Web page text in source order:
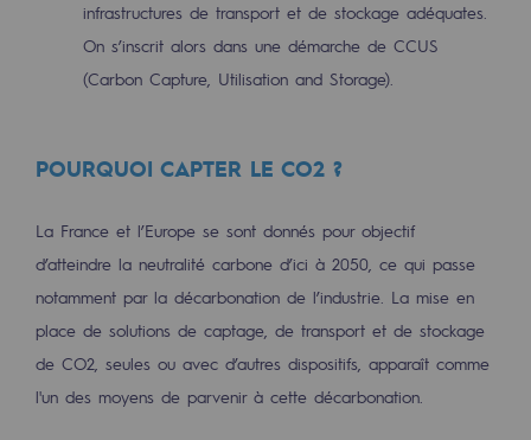
Limitation des émissions atmosphériques
Gestion des impacts
Responsabilité sociale et
Energiz Mouv
Energiz Mouv
Le programme social et territorial de
infrastructures de transport et de stockage adéquates.
On s’inscrit alors dans une démarche de CCUS
(Carbon Capture, Utilisation and Storage).
POURQUOI CAPTER LE CO2 ?
La France et l’Europe se sont donnés pour objectif
d’atteindre la neutralité carbone d’ici à 2050, ce qui passe
notamment par la décarbonation de l’industrie. La mise en
place de solutions de captage, de transport et de stockage
de CO2, seules ou avec d’autres dispositifs, apparaît comme
l'un des moyens de parvenir à cette décarbonation.